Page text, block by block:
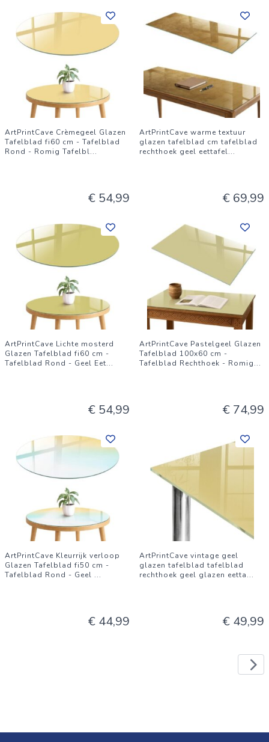
ArtPrintCave Crèmegeel Glazen
Tafelblad fi60 cm - Tafelblad
Rond - Romig Tafelbl...
€ 54,99
ArtPrintCave warme textuur
glazen tafelblad cm tafelblad
rechthoek geel eettafel...
€ 69,99
ArtPrintCave Lichte mosterd
Glazen Tafelblad fi60 cm -
Tafelblad Rond - Geel Eet...
€ 54,99
ArtPrintCave Pastelgeel Glazen
Tafelblad 100x60 cm -
Tafelblad Rechthoek - Romig...
€ 74,99
ArtPrintCave Kleurrijk verloop
Glazen Tafelblad fi50 cm -
Tafelblad Rond - Geel ...
€ 44,99
ArtPrintCave vintage geel
glazen tafelblad tafelblad
rechthoek geel glazen eetta...
€ 49,99